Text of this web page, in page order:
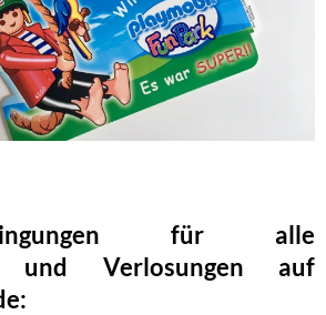
für alle
und Verlosungen auf